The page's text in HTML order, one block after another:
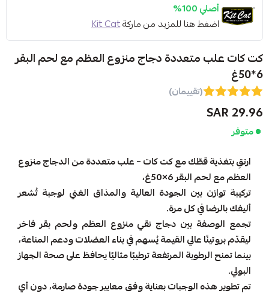
أصلي 100%
اضغط هنا للمزيد من ماركةKit Cat
كت كات علب متعددة دجاج منزوع العظم مع لحم البقر
6*50غ
(تقييمان)
29.96 SAR
متوفر
ارتقِ بتغذية قطّك مع كت كات – علب متعددة من الدجاج منزوع
العظم مع لحم البقر 6×50غ،
تركيبة توازن بين الجودة العالية والمذاق الغني لوجبة تُشعر
أليفك بالرضا في كل مرة.
تجمع الوصفة بين دجاج نقي منزوع العظم ولحم بقر فاخر
ليقدّم بروتينًا عالي القيمة يُسهم في بناء العضلات ودعم المناعة،
بينما تمنح الرطوبة المرتفعة ترطيبًا مثاليًا يحافظ على صحة الجهاز
البولي.
تم تطوير هذه الوجبات بعناية وفق معايير جودة صارمة، دون أي